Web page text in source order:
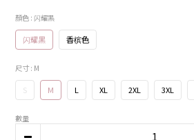
顏色 : 闪耀黑
闪耀黑 香槟色
尺寸 : M
S M L XL 2XL 3XL
數量